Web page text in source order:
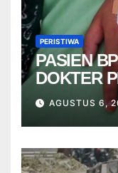
PERISTIWA
PASIEN
DOKTER
RSUP DR.
AGUSTUS 6,